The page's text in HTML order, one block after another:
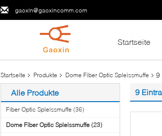
gaoxin@gaoxincomm.com
Startseite
Startseite Produkte Dome Fiber Optic Spleissmuffe 9
Alle Produkte
Fiber Optic Spleissmuffe (36)
Dome Fiber Optic Spleissmuffe (23)
9